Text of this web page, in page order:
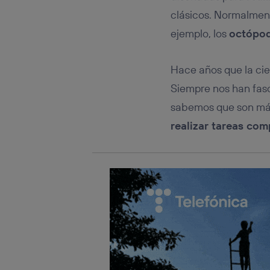
clásicos.
ejemplo, los
Hace años que la
Siempre nos han
sabemos que son
realizar tareas
conecte
Si
Puedes
inferior
Para